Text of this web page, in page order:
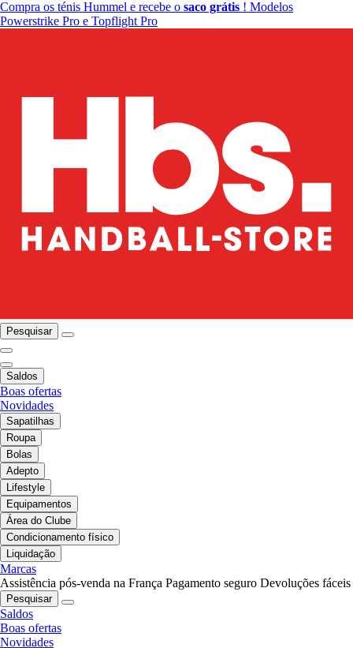
Compra os ténis Hummel e recebe o saco grátis ! Modelos
Powerstrike Pro e Topflight Pro
Pesquisar
Saldos
Boas ofertas
Novidades
Sapatilhas
Roupa
Bolas
Adepto
Lifestyle
Equipamentos
Área do Clube
Condicionamento físico
Liquidação
Marcas
Assistência pós-venda na França Pagamento seguro Devoluções fáceis
Pesquisar
Saldos
Boas ofertas
Novidades